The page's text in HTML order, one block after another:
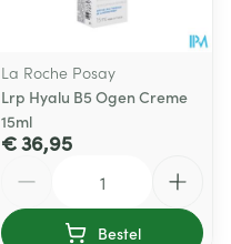
La Roche Posay
Lrp Hyalu B5 Ogen Creme
15ml
€ 36,95
Bestel